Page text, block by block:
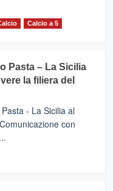
Calcio a 5
Pasta – La Sicilia
la filiera del
- La Sicilia al
con